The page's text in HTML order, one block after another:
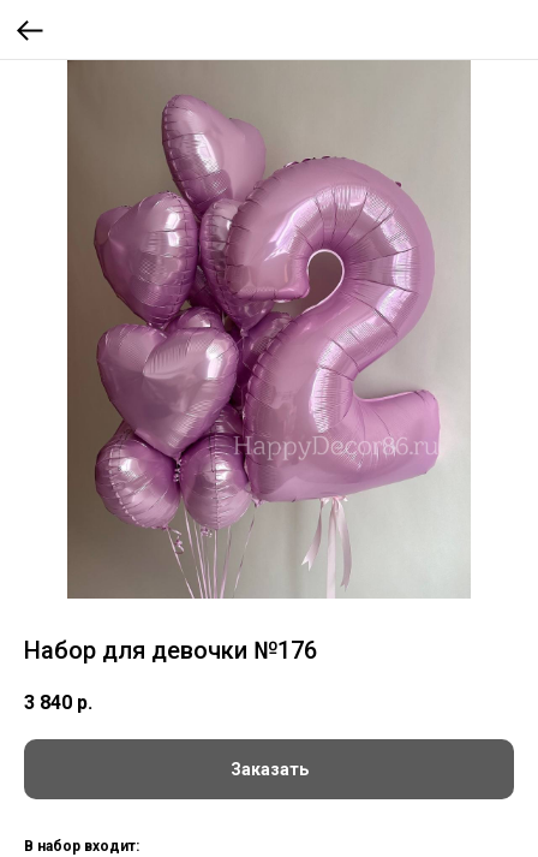
Набор для девочки №176
3 840 р.
Заказать
В набор входит: